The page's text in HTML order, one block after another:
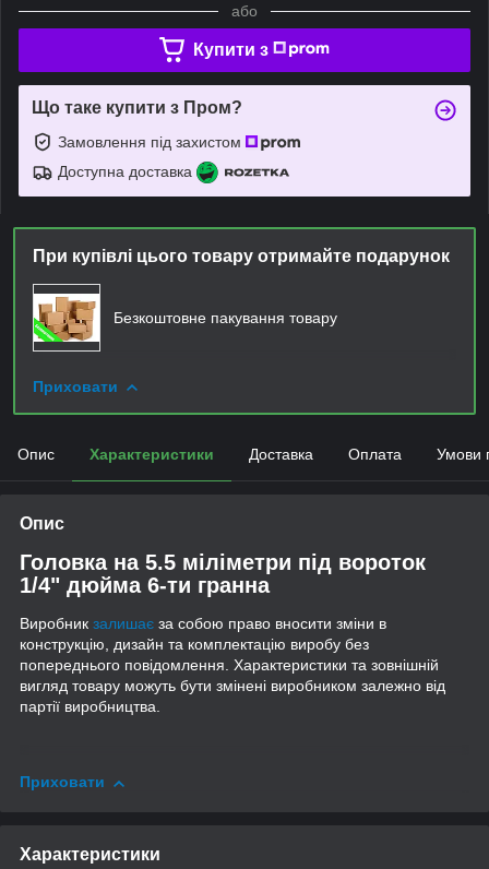
або
Купити з
Що таке купити з Пром?
Замовлення під захистом
Доступна доставка
При купівлі цього товару отримайте подарунок
Безкоштовне пакування товару
Приховати
Опис Характеристики Доставка Оплата Умови
Опис
Головка на 5.5 міліметри під вороток
1/4" дюйма 6-ти гранна
Виробник залишає за собою право вносити зміни в
конструкцію, дизайн та комплектацію виробу без
попереднього повідомлення. Характеристики та зовнішній
вигляд товару можуть бути змінені виробником залежно від
партії виробництва.
Приховати
Характеристики